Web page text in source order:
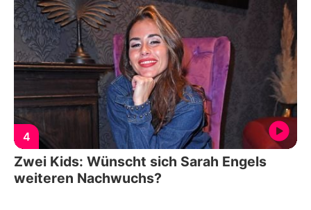
4
Zwei Kids: Wünscht sich Sarah Engels
weiteren Nachwuchs?